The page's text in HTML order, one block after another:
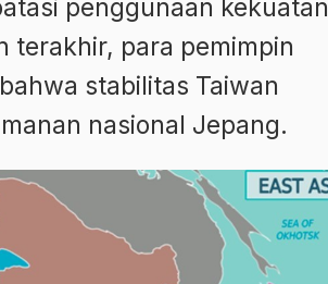
penggunaan kekuatan
terakhir, para pemimpin
stabilitas Taiwan
nasional Jepang.